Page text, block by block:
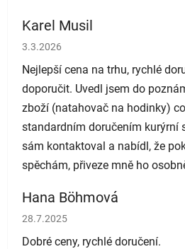
Karel Musil
Hodnocení obchodu je 5 z 5
3.3.2026
Nejlepší cena na trhu, rychlé
doporučit. Uvedl jsem do
zboží (natahovač na hodinky)
standardním doručením kurýrní
sám kontaktoval a nabídl, že
spěchám, přiveze mně ho
Hana Böhmová
Hodnocení obchodu je 5 z 5
28.7.2025
Dobré ceny, rychlé doručení.